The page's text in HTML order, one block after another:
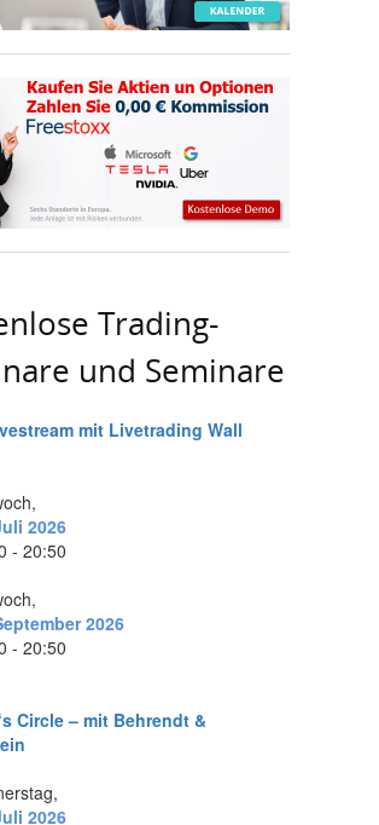
Trading-
und Seminare